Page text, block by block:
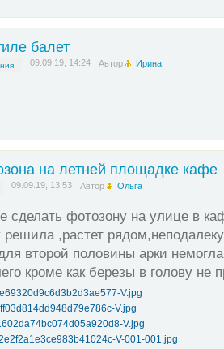
балет
09.09.19, 14:24 Автор Ирина
на летней площадке кафе
09.09.19, 13:53 Автор Ольга
сделать фотозону на улице в
,растет рядом,неподалеку
второй половины арки
кроме как березы в голову не